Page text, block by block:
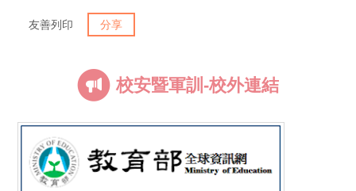
友善列印 分享
校安暨軍訓-校外連結